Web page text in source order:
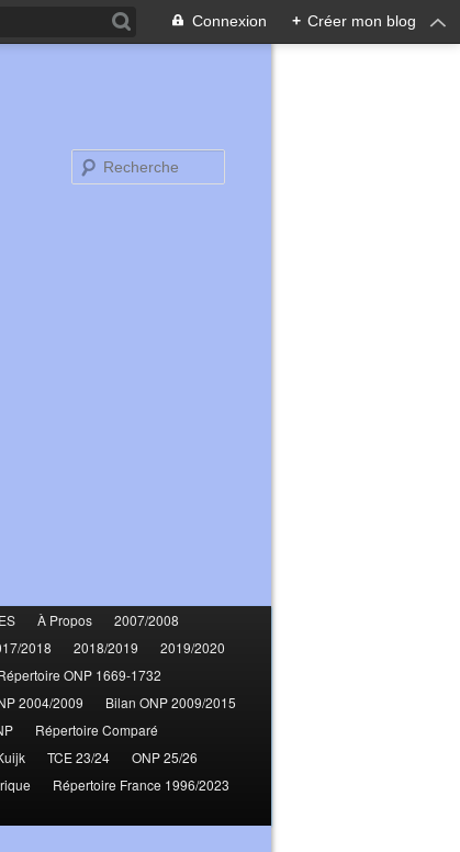
Connexion + Créer mon blog
À Propos
2007/2008
2018 2018/2019
2019/2020
ONP 1669-1732
2004/2009
Bilan ONP 2009/2015
Répertoire Comparé
TCE 23/24
ONP 25/26
Répertoire France 1996/2023